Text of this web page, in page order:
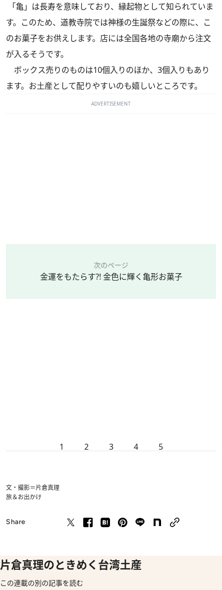
「亀」は長寿を意味しており、縁起物として知られていま
す。このため、道教寺院では神様の生誕祭などの際に、こ
のお菓子をお供えします。店には全国各地の寺廟から注文
が入るそうです。
ボックス売りのものは10個入りのほか、3個入りもあり
ます。お土産として配りやすいのも嬉しいところです。
ADVERTISEMENT
次のページ
金運をもたらす?! 金色に輝く亀形お菓子
1 2 3 4 5
文・撮影＝片倉真理
旅＆お出かけ
Share
片倉真理のときめく台湾土産
この連載の別の記事を読む